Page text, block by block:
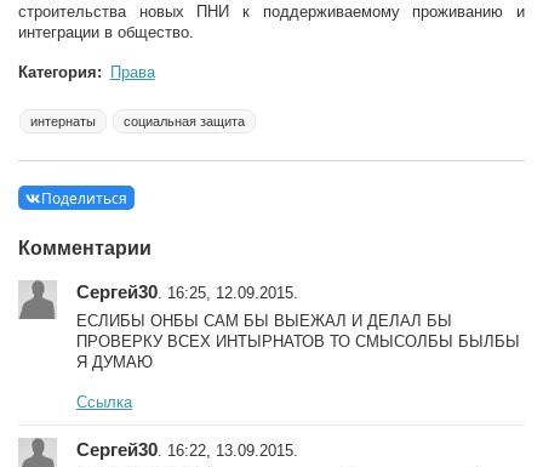
строительства новых ПНИ к поддерживаемому проживанию и
интеграции в общество.
Категория: Права
интернаты социальная защита
Поделиться
Комментарии
Сергей30 . 16:25, 12.09.2015.
ЕСЛИБЫ ОНБЫ САМ БЫ ВЫЕЖАЛ И ДЕЛАЛ БЫ
ПРОВЕРКУ ВСЕХ ИНТЫРНАТОВ ТО СМЫСОЛБЫ БЫЛБЫ
Я ДУМАЮ
Ссылка
Сергей30 . 16:22, 13.09.2015.